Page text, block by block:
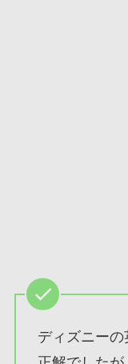
ディズニー